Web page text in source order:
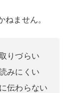
ません。
りづらい
みにくい
伝わらない